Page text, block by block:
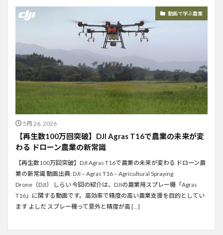
動画で学ぶ農業
5月 26, 2026
【再生数100万回突破】DJI Agras T16で農業の未来が変
わる ドローン農業の新常識
【再生数100万回突破】DJI Agras T16で農業の未来が変わる ドローン農
業の新常識 動画出典: DJI – Agras T16 – Agricultural Spraying
Drone（DJI） しらい 今回の紹介は、DJIの農業用スプレー機「Agras
T16」に関する動画です。高効率で精度の高い農業支援を目的としてい
ます よしだ スプレー機って意外と精度が高 […]